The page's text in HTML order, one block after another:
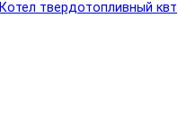
Котел твердотопливный квт